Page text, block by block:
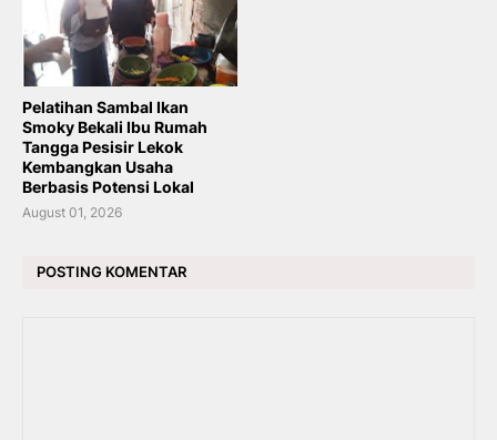
Pelatihan Sambal Ikan
Smoky Bekali Ibu Rumah
Tangga Pesisir Lekok
Kembangkan Usaha
Berbasis Potensi Lokal
August 01, 2026
POSTING KOMENTAR